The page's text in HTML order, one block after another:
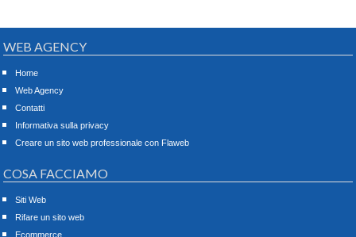
WEB AGENCY
Home
Web Agency
Contatti
Informativa sulla privacy
Creare un sito web professionale con Flaweb
COSA FACCIAMO
Siti Web
Rifare un sito web
Ecommerce